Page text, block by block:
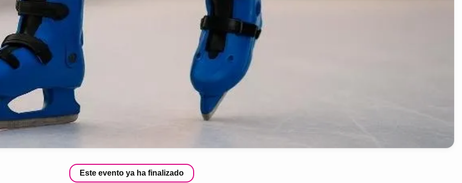
Este evento ya ha finalizado